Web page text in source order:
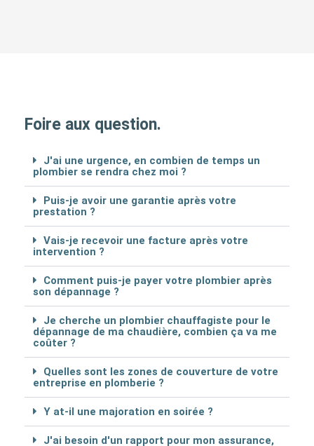
Foire aux question.
J'ai une urgence, en combien de temps un
plombier se rendra chez moi ?
Puis-je avoir une garantie après votre
prestation ?
Vais-je recevoir une facture après votre
intervention ?
Comment puis-je payer votre plombier après
son dépannage ?
Je cherche un plombier chauffagiste pour le
dépannage de ma chaudière, combien ça va me
coûter ?
Quelles sont les zones de couverture de votre
entreprise en plomberie ?
Y at-il une majoration en soirée ?
J'ai besoin d'un rapport pour mon assurance,